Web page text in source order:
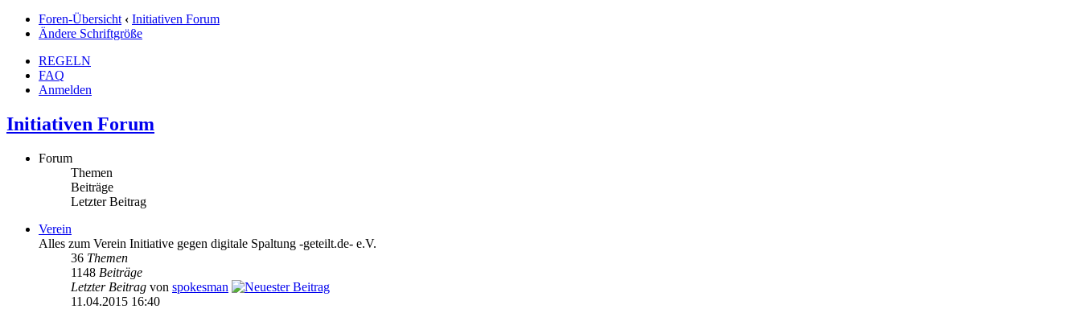
Foren-Übersicht ‹ Initiativen Forum
Ändere Schriftgröße
REGELN
FAQ
Anmelden
Initiativen Forum
Forum
Themen
Beiträge
Letzter Beitrag
Verein
Alles zum Verein Initiative gegen digitale Spaltung -geteilt.de- e.V.
36 Themen
1148 Beiträge
Letzter Beitrag von spokesman
11.04.2015 16:40